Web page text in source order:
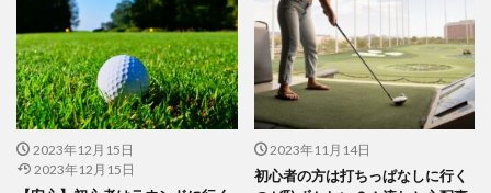
2023年12月15日
2023年12月15日
2023年11月14日
初心者の方は打ちっぱなしに行く